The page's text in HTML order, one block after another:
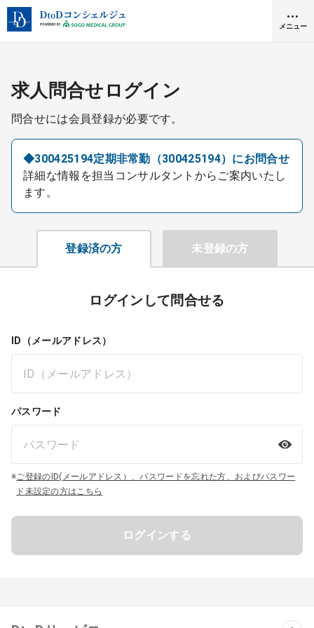
メニュー
クリニック開業
DtoDとは
お問合せ
医院の譲渡・売却をお考えの方
採用をお考えの医療機関の方
求人問合せログイン
問合せには会員登録が必要です。
◆300425194定期非常勤（300425194）にお問合せ
詳細な情報を担当コンサルタントからご案内いたし
ます。
登録済の方 未登録の方
ログインして問合せる
ID（メールアドレス）
パスワード
※ご登録のID(メールアドレス）、パスワードを忘れた方、およびパスワー
ド未設定の方はこちら
ログインする